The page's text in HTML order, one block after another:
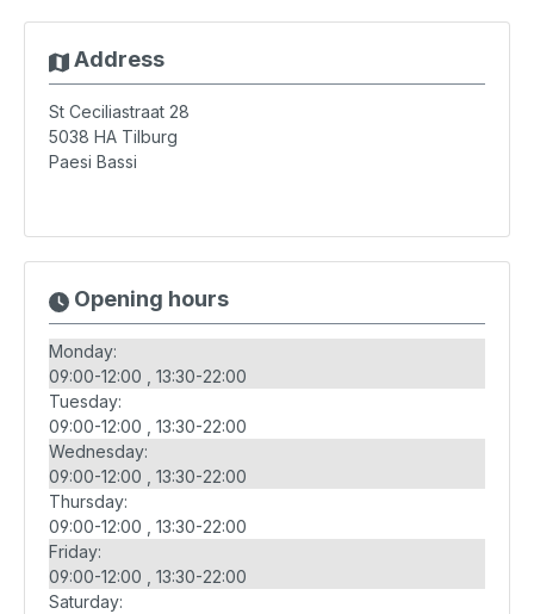
Address
St Ceciliastraat 28
5038 HA Tilburg
Paesi Bassi
Opening hours
Monday:
09:00-12:00
13:30-22:00
Tuesday:
09:00-12:00
13:30-22:00
Wednesday:
09:00-12:00
13:30-22:00
Thursday:
09:00-12:00
13:30-22:00
Friday:
09:00-12:00
13:30-22:00
Saturday: